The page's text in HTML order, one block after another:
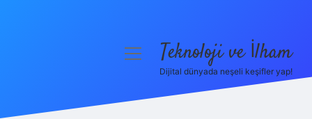
menüyüTeknoloji ve İlham
Dijital dünyada neşeli keşifler yap!